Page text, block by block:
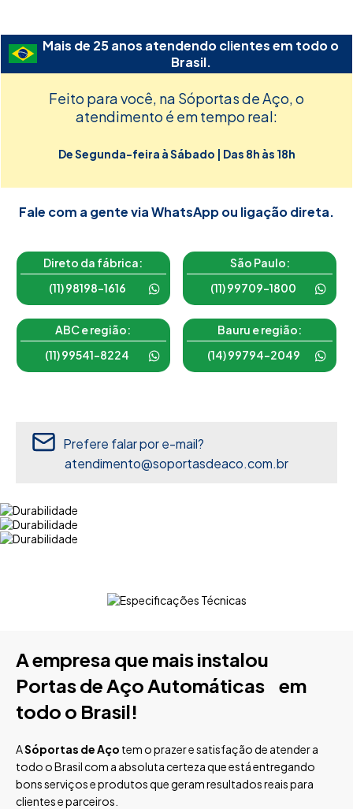
Mais de 25 anos atendendo clientes em todo o
Brasil.
Feito para você, na Sóportas de Aço, o
atendimento é em tempo real:
De Segunda-feira à Sábado | Das 8h às 18h
Fale com a gente via WhatsApp ou ligação direta.
Direto da fábrica:
(11) 98198-1616
São Paulo:
(11) 99709-1800
ABC e região:
(11) 99541-8224
Bauru e região:
(14) 99794-2049
Prefere falar por e-mail?
atendimento@soportasdeaco.com.br
A empresa que mais instalou
Portas de Aço Automáticas em
todo o Brasil!
ASóportas de Aço tem o prazer e satisfação de atender a
todo o Brasil com a absoluta certeza que está entregando
bons serviços e produtos que geram resultados reais para
clientes e parceiros.